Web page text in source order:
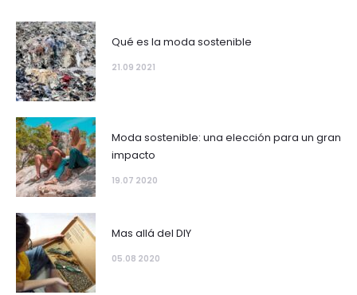
Qué es la moda sostenible
21.09 2021
Moda sostenible: una elección para un gran
impacto
19.07 2020
Mas allá del DIY
05.08 2020